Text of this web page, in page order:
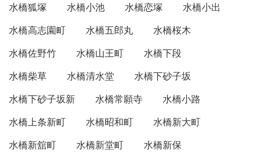
水橋狐塚
水橋小池 水橋恋塚
水橋小出
水橋高志園町
水橋五郎丸
水橋桜木
水橋佐野竹
水橋山王町
水橋下段
水橋柴草
水橋清水堂
水橋下砂子坂
水橋下砂子坂新
水橋常願寺
水橋小路
水橋上条新町
水橋昭和町
水橋新大町
水橋新舘町
水橋新堂町
水橋新保